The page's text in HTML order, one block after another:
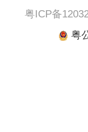
粤ICP备
粤